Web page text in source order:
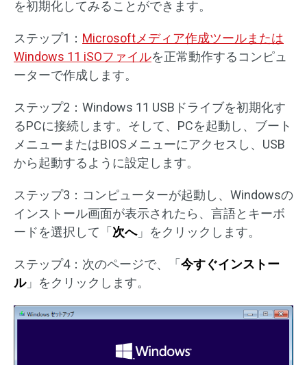
を初期化してみることができます。
ステップ1： Microsoftメディア作成ツールまたは
Windows 11 iSOファイルを正常動作するコンピュ
ーターで作成します。
ステップ2：Windows 11 USBドライブを初期化す
るPCに接続します。そして、PCを起動し、ブート
メニューまたはBIOSメニューにアクセスし、USB
から起動するように設定します。
ステップ3：コンピューターが起動し、Windowsの
インストール画面が表示されたら、言語とキーボ
ードを選択して「 次へ」をクリックします。
ステップ4：次のページで、「 今すぐインストー
ル」をクリックします。